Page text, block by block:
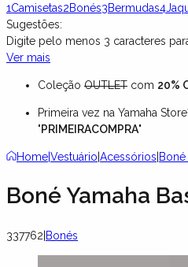
1Camisetas2Bonés3Bermudas4
Sugestões:
Digite pelo menos 3 caracteres
Ver mais
Coleção OUTLET com 20%
Primeira vez na Yamaha
"PRIMEIRACOMPRA"
HomeVestuário Acessórios
Boné Yamaha
337762 Bonés